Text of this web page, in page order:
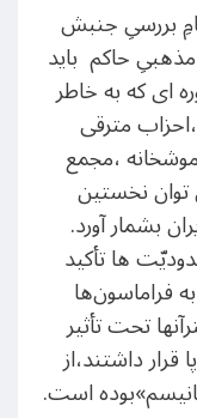
بررسیِ جنبش
حاکم باید
ای که به خاطر
،احزاب مترقی
،مجمع
توان نخستین
بشمار آورد.
ها تأکید
فراماسون‌ها
تحت تأثیر
داشتند،از
است.